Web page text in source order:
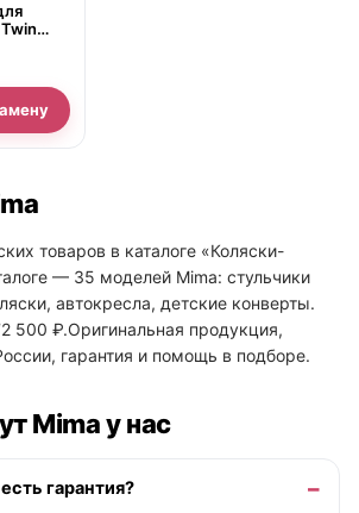
товаров в каталоге «Коляски-
— 35 моделей Mima: стульчики
автокресла, детские конверты.
500 ₽.Оригинальная продукция,
гарантия и помощь в подборе.
Mima у нас
гарантия?